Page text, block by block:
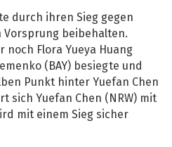
durch ihren Sieg gegen
Vorsprung beibehalten.
Flora Yueya Huang
(BAY) besiegte und
Punkt hinter Yuefan Chen
sich Yuefan Chen (NRW) mit
mit einem Sieg sicher